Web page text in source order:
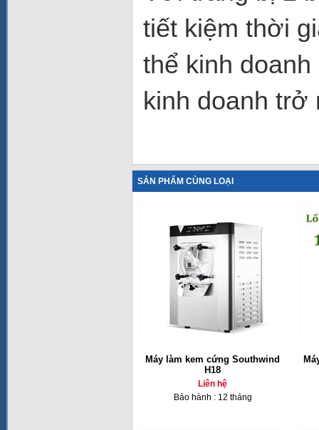
tiết kiệm thời
thể kinh
kinh doanh trở
SẢN PHẨM CÙNG LOẠI
Máy làm kem cứng Southwind
H18
Liên hệ
Bảo hành : 12 tháng